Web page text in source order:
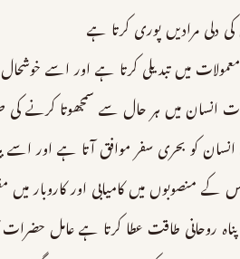
دلی مرادیں پوری کرتا ہے
میں تبدیلی کرتا ہے اور اسے
انسان میں ہر حال سے سمجھوتا کرنے کی
انسان کو بحری سفر موافق آتا ہے اور
کے منصوبوں میں کامیابی اور کاروبار
پناہ روحانی طاقت عطا کرتا ہے عامل حضرات